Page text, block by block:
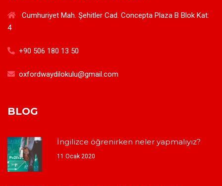
Cumhuriyet Mah. Şehitler Cad. Concepta Plaza B Blok Kat:
4
+90 506 180 13 50
oxfordwaydilokulu@gmail.com
BLOG
İngilizce öğrenirken neler yapmalıyız?
11 Ocak 2020